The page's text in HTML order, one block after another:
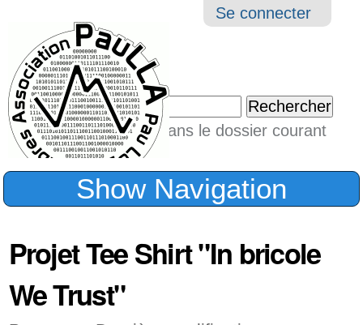
Outils
Se connecter
Chercher par
Seulement dans le dossier courant
Recherche
Show Navigation
Projet Tee Shirt "In bricole
We Trust"